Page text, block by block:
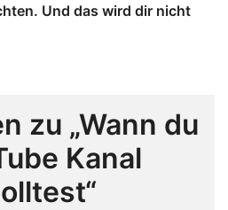
Und das wird dir nicht
zu „Wann du
Kanal
“